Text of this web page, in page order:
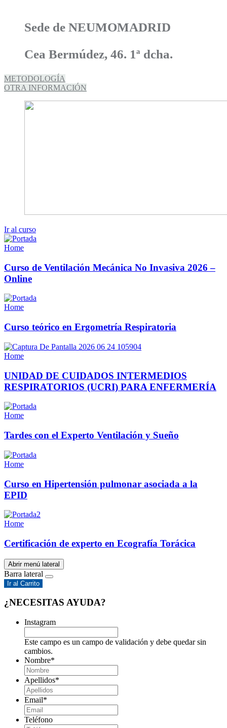
Sede de NEUMOMADRID
Cea Bermúdez, 46. 1ª dcha.
METODOLOGÍA
OTRA INFORMACIÓN
Ir al curso
Home
Curso de Ventilación Mecánica No Invasiva 2026 –
Online
Home
Curso teórico en Ergometría Respiratoria
Home
UNIDAD DE CUIDADOS INTERMEDIOS
RESPIRATORIOS (UCRI) PARA ENFERMERÍA
Home
Tardes con el Experto Ventilación y Sueño
Home
Curso en Hipertensión pulmonar asociada a la
EPID
Home
Certificación de experto en Ecografía Torácica
Abrir menú lateral
Barra lateral
Ir al Carrito
¿NECESITAS AYUDA?
Instagram
Este campo es un campo de validación y debe quedar sin
cambios.
Nombre*
Apellidos*
Email*
Teléfono